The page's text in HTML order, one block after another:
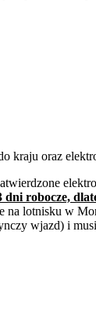
kraju oraz
robocze,
lotnisku w
wjazd) i